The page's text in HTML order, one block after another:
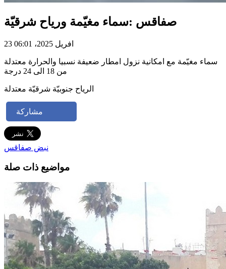
صفاقس :سماء مغيّمة ورياح شرقيّة
23 افريل 2025، 06:01
سماء مغيّمة مع امكانية نزول امطار ضعيفة نسبيا والحرارة معتدلة
من 18 الى 24 درجة
الرياح جنوبيّة شرقيّة معتدلة
مشاركة
نبض صفاقس
مواضيع ذات صلة